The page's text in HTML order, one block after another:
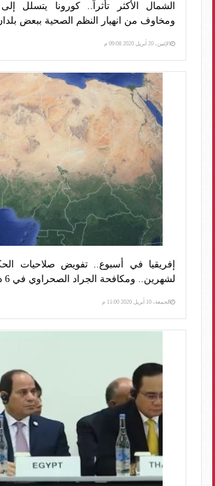
الشمال الأكثر تأثراً.. كورونا يتسلل
ومخاوف من انهيار النظم الصحية ببعض
الإثنين، 20 أبريل 2020 09:08 م
إفريقيا في أسبوع.. تفويض صلاحيات
لشهرين.. ومكافحة الجراد الصحراوي في 6 دول
الجمعة، 10 أبريل 2020 11:00 م